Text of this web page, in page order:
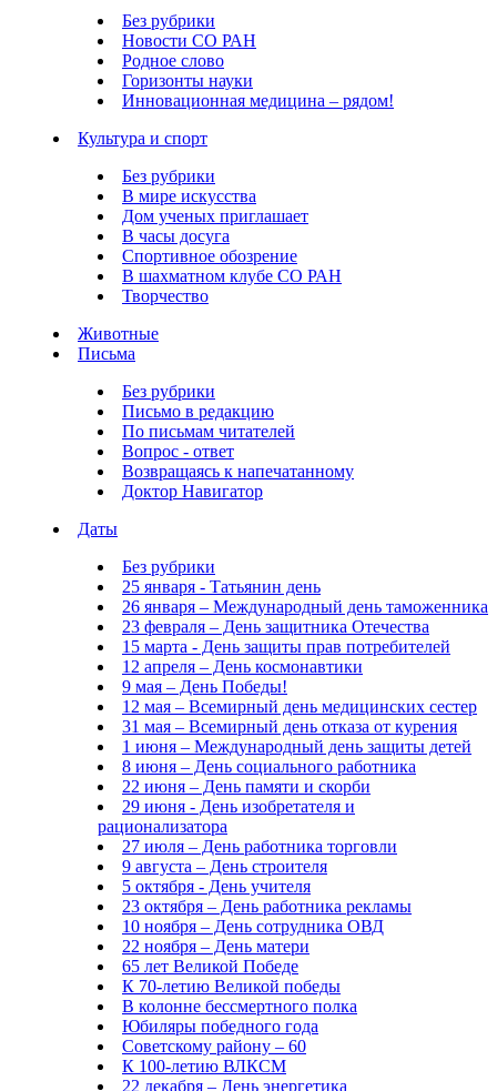
Без рубрики
Новости СО РАН
Родное слово
Горизонты науки
Инновационная медицина – рядом!
Культура и спорт
Без рубрики
В мире искусства
Дом ученых приглашает
В часы досуга
Спортивное обозрение
В шахматном клубе СО РАН
Творчество
Животные
Письма
Без рубрики
Письмо в редакцию
По письмам читателей
Вопрос - ответ
Возвращаясь к напечатанному
Доктор Навигатор
Даты
Без рубрики
25 января - Татьянин день
26 января – Международный день таможенника
23 февраля – День защитника Отечества
15 марта - День защиты прав потребителей
12 апреля – День космонавтики
9 мая – День Победы!
12 мая – Всемирный день медицинских сестер
31 мая – Всемирный день отказа от курения
1 июня – Международный день защиты детей
8 июня – День социального работника
22 июня – День памяти и скорби
29 июня - День изобретателя и
рационализатора
27 июля – День работника торговли
9 августа – День строителя
5 октября - День учителя
23 октября – День работника рекламы
10 ноября – День сотрудника ОВД
22 ноября – День матери
65 лет Великой Победе
К 70-летию Великой победы
В колонне бессмертного полка
Юбиляры победного года
Советскому району – 60
К 100-летию ВЛКСМ
22 декабря – День энергетика